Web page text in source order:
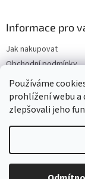
Používáme
prohlížení webu a
zlepšovali jeho
Informace pro
Jak nakupovat
Obchodní podmínky
Podmínky ochrany
Copyright 2026